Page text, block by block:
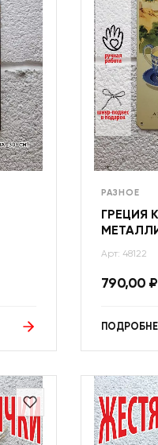
РАЗНОЕ
ГРЕЦИЯ
Арт: 48122
790,00 ₽